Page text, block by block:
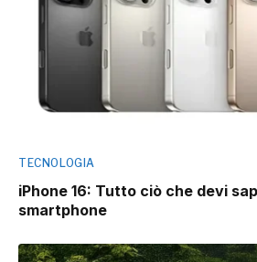
TECNOLOGIA
iPhone 16: Tutto ciò che devi
smartphone